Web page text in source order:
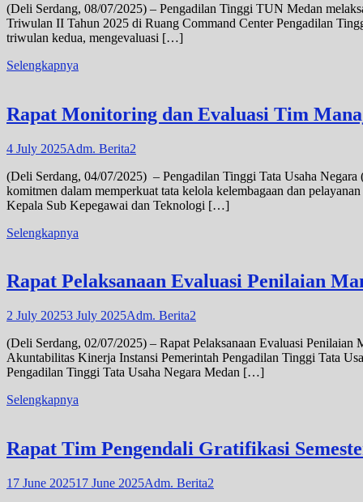
(Deli Serdang, 08/07/2025) – Pengadilan Tinggi TUN Medan
Triwulan II Tahun 2025 di Ruang Command Center Pengadilan
triwulan kedua, mengevaluasi […]
Selengkapnya
Rapat Monitoring dan Evaluasi Tim
4 July 2025Adm. Berita2
(Deli Serdang, 04/07/2025) – Pengadilan Tinggi Tata Usaha
komitmen dalam memperkuat tata kelola kelembagaan dan
Kepala Sub Kepegawai dan Teknologi […]
Selengkapnya
Rapat Pelaksanaan Evaluasi Penilaian
2 July 20253 July 2025Adm. Berita2
(Deli Serdang, 02/07/2025) – Rapat Pelaksanaan Evaluasi
Akuntabilitas Kinerja Instansi Pemerintah Pengadilan Tinggi Tata
Pengadilan Tinggi Tata Usaha Negara Medan […]
Selengkapnya
Rapat Tim Pengendali Gratifikasi
17 June 202517 June 2025Adm. Berita2